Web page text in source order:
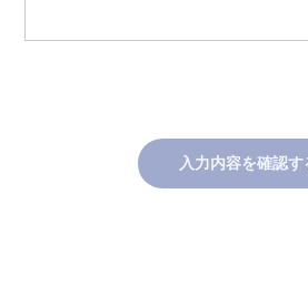
入力内容を確認す